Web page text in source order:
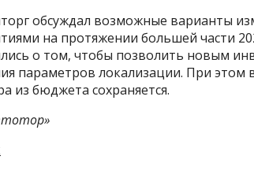
обсуждал возможные варианты
на протяжении большей части
о том, чтобы позволить новым
параметров локализации. При
из бюджета сохраняется.